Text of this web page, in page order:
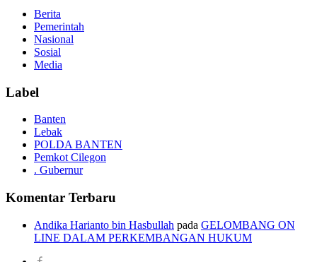
Berita
Pemerintah
Nasional
Sosial
Media
Label
Banten
Lebak
POLDA BANTEN
Pemkot Cilegon
. Gubernur
Komentar Terbaru
Andika Harianto bin Hasbullah pada GELOMBANG ON
LINE DALAM PERKEMBANGAN HUKUM